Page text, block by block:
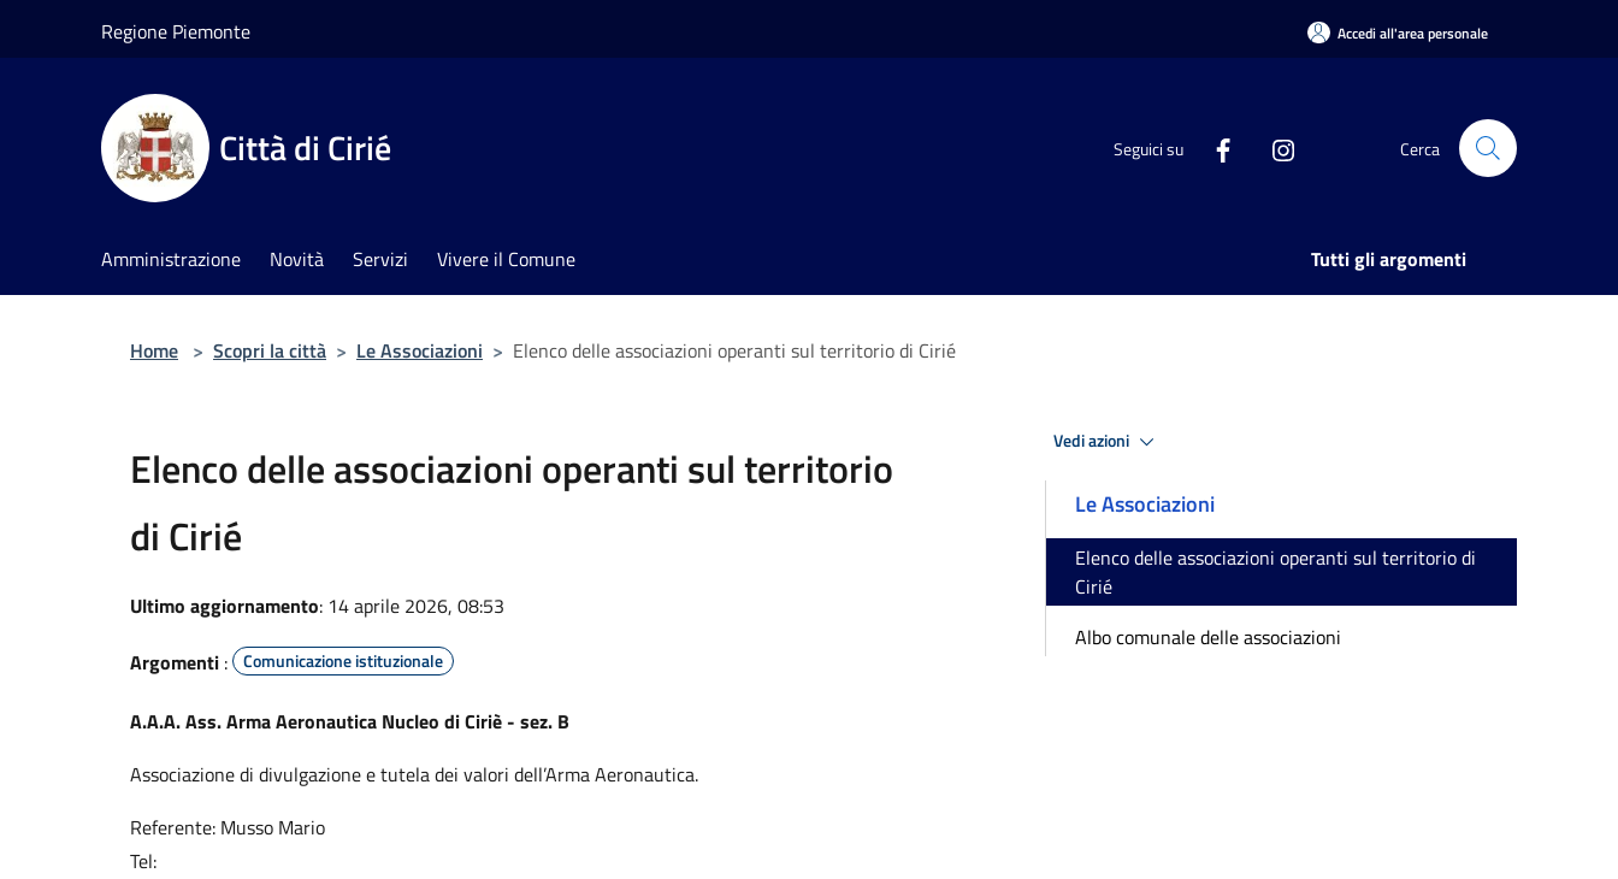
Regione Piemonte Accedi all'area personale
Città di Cirié Seguici su Cerca
Amministrazione Novità Servizi Vivere il Comune Tutti gli argomenti
Home > Scopri la città > Le Associazioni > Elenco delle associazioni operanti sul territorio di Cirié
Elenco delle associazioni operanti sul territorio
di Cirié
Ultimo aggiornamento: 14 aprile 2026, 08:53
Argomenti : Comunicazione istituzionale
A.A.A. Ass. Arma Aeronautica Nucleo di Ciriè - sez. B
Associazione di divulgazione e tutela dei valori dell’Arma Aeronautica.
Referente: Musso Mario
Tel:
Vedi azioni
Le Associazioni
Elenco delle associazioni operanti sul territorio di
Cirié
Albo comunale delle associazioni